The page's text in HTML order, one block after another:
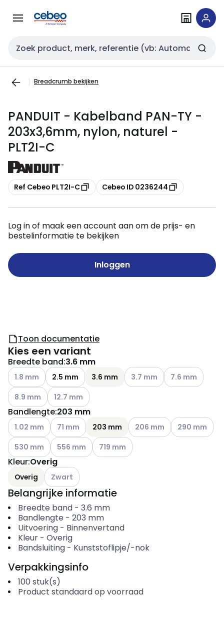
naar
naar
Zoekveld invoer
Breadcrumb bekijken
PANDUIT - Kabelband PAN-TY -
203x3,6mm, nylon, naturel -
PLT2I-C
Kopiëren
Ref Cebeo PLT2I-C Kopiëren
Cebeo ID 0236244
Log in of maak een account aan om de prijs- en
bestelinformatie te bekijken
Inloggen
Toon documentatie
Kies een variant
Breedte band:3.6 mm
Andere varianten (Huidige combinatie niet mogelijk)
1.8 mm 2.5 mm 3.6 mm Andere varianten (Huidige
3.7 mm Andere
7.6 mm
Andere varianten (Huidige combinatie niet mogelijk)
8.9 mm Andere varianten (Huidige combinatie niet
12.7 mm
Bandlengte:203 mm
Andere varianten (Huidige combinatie niet mogelijk)
1.02 mm Andere varianten (Huidige combinatie niet
71 mm 203 mm Andere varianten
206 mm Andere
290 mm
Andere varianten (Huidige combinatie niet mogelijk)
530 mm Andere varianten (Huidige combinatie niet
556 mm Andere varianten (Huidige
719 mm
Kleur:Overig
Overig Andere varianten (Huidige combinatie niet
Zwart
Belangrijke informatie
Breedte band- 3.6 mm
Bandlengte - 203 mm
Uitvoering- Binnenvertand
Kleur- Overig
Bandsluiting- Kunststoflipje/-nok
Verpakkingsinfo
100 stuk(s)
Product standaard op voorraad